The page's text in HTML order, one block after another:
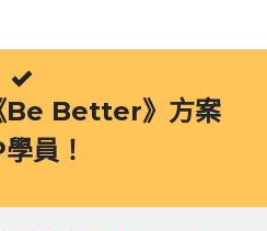
Be Better》方案
員！